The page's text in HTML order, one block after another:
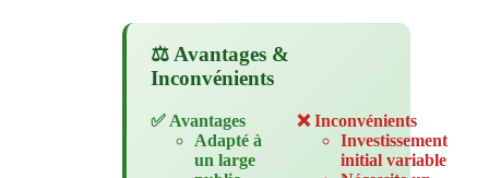
⚖️ Avantages &
Inconvénients
✅ Avantages
Adapté à
un large
❌ Inconvénients
Investissement
initial variable